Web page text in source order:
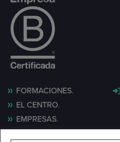
FORMACIONES
EL CENTRO
EMPRESAS
MINT LAB